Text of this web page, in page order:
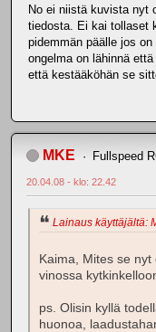
No ei niistä kuvista nyt
tiedosta. Ei kai tollaset
pidemmän päälle jos
ongelma on lähinnä
että kestääköhän se
MKE Fullspeed
20.04.08 - klo: 22.42
Lainaus käyttäjältä:
Kaima, Mites se
vinossa
ps. Olisin kyllä
huonoa,